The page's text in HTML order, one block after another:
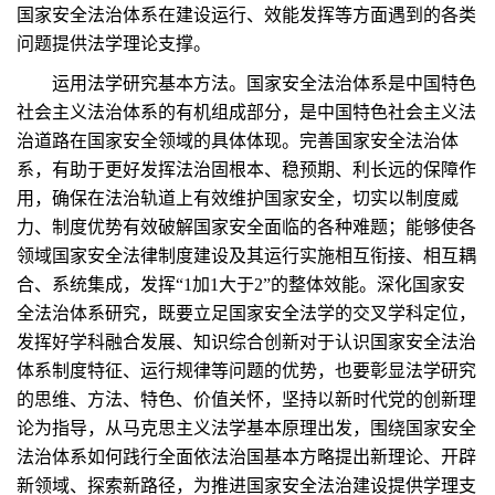
国家安全法治体系在建设运行、效能发挥等方面遇到的各类
问题提供法学理论支撑。
运用法学研究基本方法。国家安全法治体系是中国特色
社会主义法治体系的有机组成部分，是中国特色社会主义法
治道路在国家安全领域的具体体现。完善国家安全法治体
系，有助于更好发挥法治固根本、稳预期、利长远的保障作
用，确保在法治轨道上有效维护国家安全，切实以制度威
力、制度优势有效破解国家安全面临的各种难题；能够使各
领域国家安全法律制度建设及其运行实施相互衔接、相互耦
合、系统集成，发挥“1加1大于2”的整体效能。深化国家安
全法治体系研究，既要立足国家安全法学的交叉学科定位，
发挥好学科融合发展、知识综合创新对于认识国家安全法治
体系制度特征、运行规律等问题的优势，也要彰显法学研究
的思维、方法、特色、价值关怀，坚持以新时代党的创新理
论为指导，从马克思主义法学基本原理出发，围绕国家安全
法治体系如何践行全面依法治国基本方略提出新理论、开辟
新领域、探索新路径，为推进国家安全法治建设提供学理支